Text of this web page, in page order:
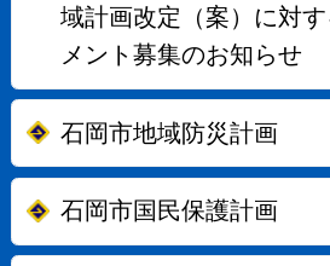
域計画改定（案）に対
メント募集のお知らせ
石岡市地域防災計画
石岡市国民保護計画